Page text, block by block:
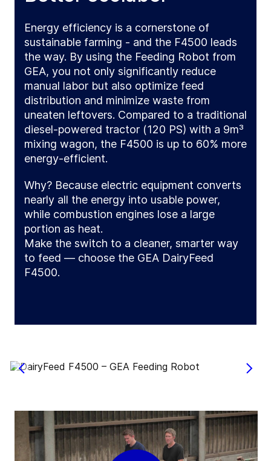
Energy efficiency is a cornerstone of
sustainable farming - and the F4500 leads
the way. By using the Feeding Robot from
GEA, you not only significantly reduce
manual labor but also optimize feed
distribution and minimize waste from
uneaten leftovers. Compared to a traditional
diesel-powered tractor (120 PS) with a 9m³
mixing wagon, the F4500 is up to 60% more
energy-efficient.
Why? Because electric equipment converts
nearly all the energy into usable power,
while combustion engines lose a large
portion as heat.
Make the switch to a cleaner, smarter way
to feed — choose the GEA DairyFeed
F4500.